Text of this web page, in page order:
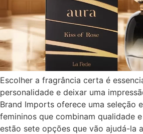
Escolher a fragrância certa é
personalidade e deixar uma
Brand Imports oferece uma seleção
femininos que combinam qualidade
estão sete opções que vão ajudá-la